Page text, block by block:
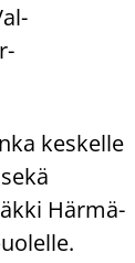
kes­kel­le
Här­mä­